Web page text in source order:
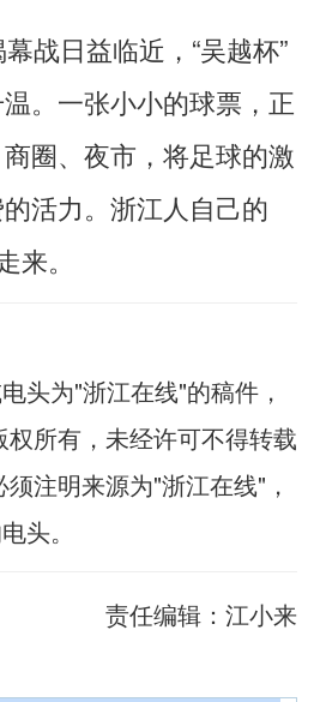
日益临近，“吴越杯”
。一张小小的球票，正
圈、夜市，将足球的激
活力。浙江人自己的
来。
头为"浙江在线"的稿件，
所有，未经许可不得转载
注明来源为"浙江在线"，
头。
责任编辑： 江小来